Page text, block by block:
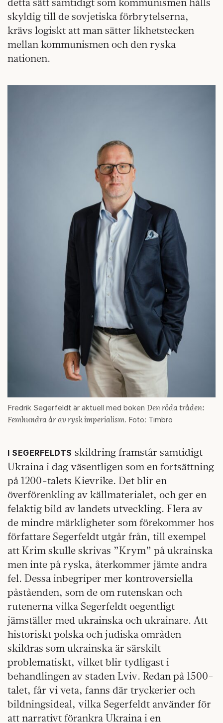
skyldig till de sovjetiska förbrytelserna,
krävs logiskt att man sätter likhetstecken
mellan kommunismen och den ryska
nationen.
Fredrik Segerfeldt är aktuell med boken Den röda tråden:
Femhundra år av rysk imperialism. Foto: Timbro
I SEGERFELDTS skildring framstår samtidigt
Ukraina i dag väsentligen som en fortsättning
på 1200-talets Kievrike. Det blir en
överförenkling av källmaterialet, och ger en
felaktig bild av landets utveckling. Flera av
de mindre märkligheter som förekommer hos
författare Segerfeldt utgår från, till exempel
att Krim skulle skrivas ”Krym” på ukrainska
men inte på ryska, återkommer jämte andra
fel. Dessa inbegriper mer kontroversiella
påståenden, som de om rutenskan och
rutenerna vilka Segerfeldt oegentligt
jämställer med ukrainska och ukrainare. Att
historiskt polska och judiska områden
skildras som ukrainska är särskilt
problematiskt, vilket blir tydligast i
behandlingen av staden Lviv. Redan på 1500-
talet, får vi veta, fanns där tryckerier och
bildningsideal, vilka Segerfeldt använder för
att narrativt förankra Ukraina i en